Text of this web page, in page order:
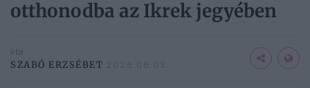
otthonodba az Ikrek jegyében
Írta
SZABÓ ERZSÉBET 2026.06.03.